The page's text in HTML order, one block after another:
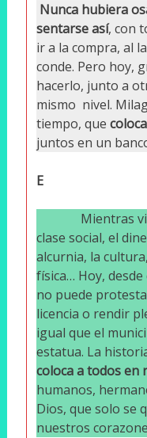
Nunca hubiera
sentarse así, con
ir a la compra, al
conde. Pero hoy,
hacerlo, junto a
mismo nivel.
tiempo, que
juntos en un
E
Mientras
clase social, el
alcurnia, la
física… Hoy,
no puede
licencia o rendir
igual que el
estatua. La
coloca a todos en
humanos,
Dios, que solo se
nuestros